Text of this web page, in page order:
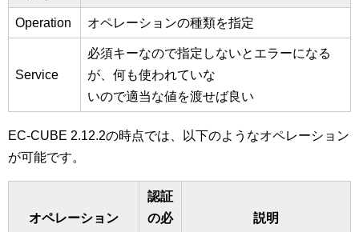
Operation オペレーションの種類を指定
Service
必須キーなので指定しないとエラーになる
が、何も使われていな
いので適当な値を渡せば良い
EC-CUBE 2.12.2の時点では、以下のようなオペレーション
が可能です。
オペレーション
認証
の必
説明